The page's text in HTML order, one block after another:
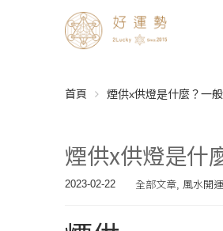
首頁 煙供x供燈是什麼？一
煙供x供燈是什
2023-02-22 全部文章, 風水開